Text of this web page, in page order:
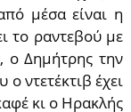
μέσα είναι η
το ραντεβού με
ο Δημήτρης την
ντετέκτιβ έχει
κι ο Ηρακλής